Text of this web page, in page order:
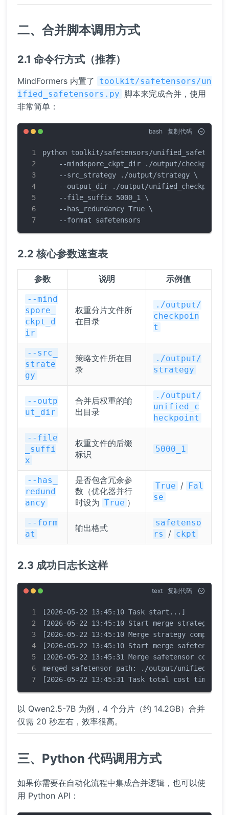
二、合并脚本调用方式
2.1 命令行方式（推荐）
MindFormers 内置了
toolkit/safetensors/un
ified_safetensors.py 脚本来完成合并，使用
非常简单：
bash 复制代码
python toolkit/safetensors/
--mindspore_ckpt_dir ./output/checkpoint
    --src_strategy ./output/strategy \
--output_dir ./output/unified_checkpoint
    --file_suffix 5000_1 \
    --has_redundancy True \
    --format safetensors
2.2 核心参数速查表
参数 说明 示例值
--mind
spore_
ckpt_d
ir
权重分片文件所
在目录
./output/
checkpoin
t
--src_
strate
gy
策略文件所在目
录
./output/
strategy
--outp
ut_dir
合并后权重的输
出目录
./output/
unified_c
heckpoint
--file
_suffi
x
权重文件的后缀
标识
5000_1
--has_
redund
ancy
是否包含冗余参
数（优化器并行
时设为 True ）
True / Fal
se
--form
at
输出格式
safetenso
rs
/ ckpt
2.3 成功日志长这样
text 复制代码
[2026-05-22 13:45:10 Task start...]
[2026-05-22 13:45:10 Start merge strategy]
[2026-05-22 13:45:10 Merge strategy
[2026-05-22 13:45:10 Start merge safetensor]
[2026-05-22 13:45:31 Merge safetensor
merged safetensor path: ./output/
[2026-05-22 13:45:31 Task total cost time:
以 Qwen2.5-7B 为例，4 个分片（约 14.2GB）合并
仅需 20 秒左右，效率很高。
三、Python 代码调用方式
如果你需要在自动化流程中集成合并逻辑，也可以使
用 Python API：